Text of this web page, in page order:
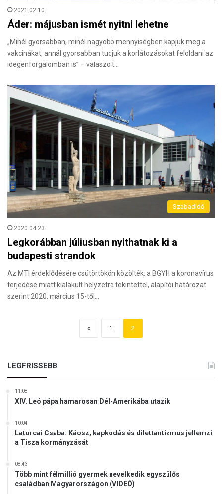
2021.02.10.
Áder: májusban ismét nyitni lehetne
„Minél gyorsabban, minél nagyobb mennyiségben kapjuk meg a
vakcinákat, annál gyorsabban tudjuk a korlátozásokat feloldani az
idegenforgalomban is” – válaszolt…
Szabadidő
2020.04.23.
Legkorábban júliusban nyithatnak ki a
budapesti strandok
Az MTI érdeklődésére csütörtökön közölték: a BGYH a koronavírus
terjedése miatt kialakult helyzetre tekintettel, alapítói határozat
szerint 2020. március 15-től…
« 1 2
LEGFRISSEBB
11:08
XIV. Leó pápa hamarosan Dél-Amerikába utazik
10:04
Latorcai Csaba: Káosz, kapkodás és dilettantizmus jellemzi
a Tisza kormányzását
08:43
Több mint félmillió gyermek nevelkedik egyszülős
családban Magyarországon (VIDEÓ)